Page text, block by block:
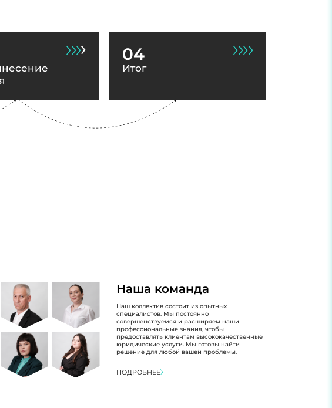
04
Итог
Наша команда
Наш коллектив состоит из опытных
специалистов. Мы постоянно
совершенствуемся и расширяем наши
профессиональные знания, чтобы
предоставлять клиентам высококачественные
юридические услуги. Мы готовы найти
решение для любой вашей проблемы.
ПОДРОБНЕЕ